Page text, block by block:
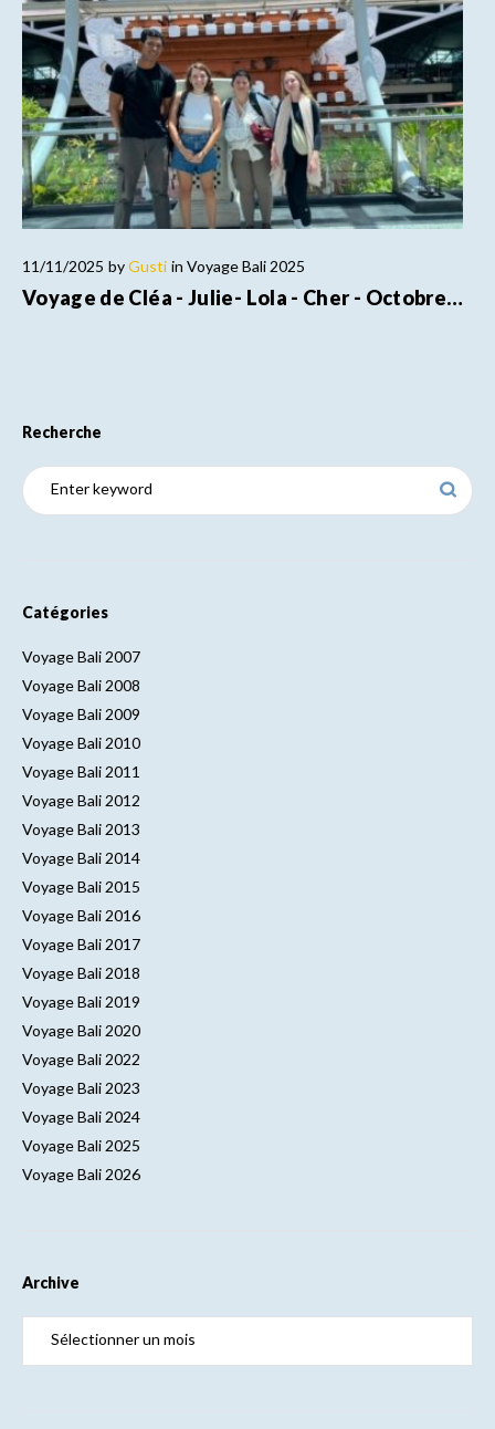
11/11/2025 byGusti in Voyage Bali 2025
Voyage de Cléa - Julie- Lola - Cher - Octobre…
Recherche
Catégories
Voyage Bali 2007
Voyage Bali 2008
Voyage Bali 2009
Voyage Bali 2010
Voyage Bali 2011
Voyage Bali 2012
Voyage Bali 2013
Voyage Bali 2014
Voyage Bali 2015
Voyage Bali 2016
Voyage Bali 2017
Voyage Bali 2018
Voyage Bali 2019
Voyage Bali 2020
Voyage Bali 2022
Voyage Bali 2023
Voyage Bali 2024
Voyage Bali 2025
Voyage Bali 2026
Archive